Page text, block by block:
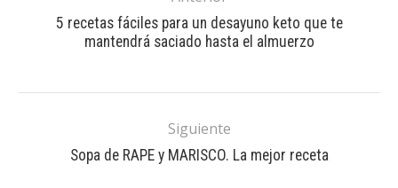
5 recetas fáciles para un desayuno keto que te
mantendrá saciado hasta el almuerzo
Siguiente
Sopa de RAPE y MARISCO. La mejor receta